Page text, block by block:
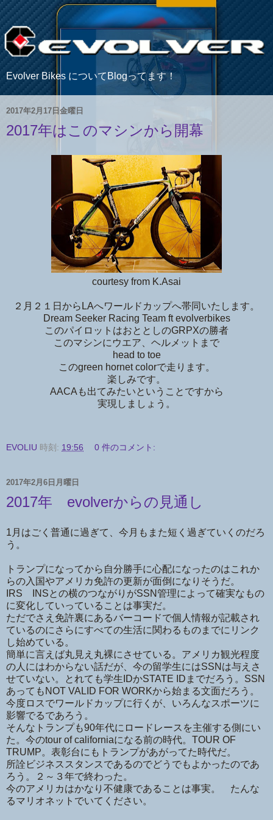
Evolver Bikes についてBlogってます！
2017年2月17日金曜日
2017年はこのマシンから開幕
courtesy from K.Asai
２月２１日からLAへワールドカップへ帯同いたします。
Dream Seeker Racing Team ft evolverbikes
このパイロットはおととしのGRPXの勝者
このマシンにウエア、ヘルメットまで
head to toe
このgreen hornet colorで走ります。
楽しみです。
AACAも出てみたいということですから
実現しましょう。
EVOLIU 時刻: 19:56 0 件のコメント:
2017年2月6日月曜日
2017年 evolverからの見通し
1月はごく普通に過ぎて、今月もまた短く過ぎていくのだろ
う。
トランプになってから自分勝手に心配になったのはこれか
らの入国やアメリカ免許の更新が面倒になりそうだ。
IRS INSとの横のつながりがSSN管理によって確実なもの
に変化していっていることは事実だ。
ただでさえ免許裏にあるバーコードで個人情報が記載され
ているのにさらにすべての生活に関わるものまでにリンク
し始めている。
簡単に言えば丸見え丸裸にさせている。アメリカ観光程度
の人にはわからない話だが、今の留学生にはSSNは与えさ
せていない。とれても学生IDかSTATE IDまでだろう。SSN
あってもNOT VALID FOR WORKから始まる文面だろう。
今度ロスでワールドカップに行くが、いろんなスポーツに
影響でるであろう。
そんなトランプも90年代にロードレースを主催する側にい
た。今のtour of californiaになる前の時代。TOUR OF
TRUMP。表彰台にもトランプがあがってた時代だ。
所詮ビジネススタンスであるのでどうでもよかったのであ
ろう。２～３年で終わった。
今のアメリカはかなり不健康であることは事実。 たんな
るマリオネットでいてください。